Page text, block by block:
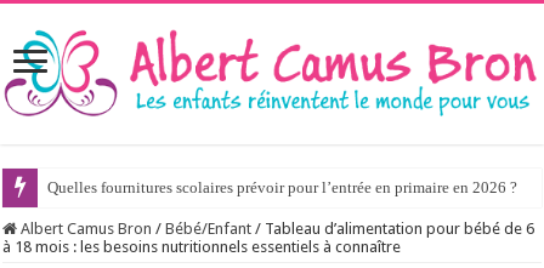
Quelles fournitures scolaires prévoir pour l’entrée en primaire en 2026 ?
Albert Camus Bron / Bébé/Enfant / Tableau d’alimentation pour bébé de 6
à 18 mois : les besoins nutritionnels essentiels à connaître